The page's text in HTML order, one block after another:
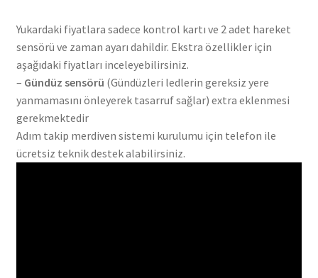
Yukardaki fiyatlara sadece kontrol kartı ve 2 adet hareket
sensörü ve zaman ayarı dahildir. Ekstra özellikler için
aşağıdaki fiyatları inceleyebilirsiniz.
– Gündüz sensörü (Gündüzleri ledlerin gereksiz yere
yanmamasını önleyerek tasarruf sağlar) extra eklenmesi
gerekmektedir
Adım takip merdiven sistemi kurulumu için telefon ile
ücretsiz teknik destek alabilirsiniz.